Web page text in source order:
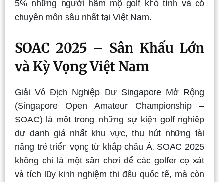
5% những người hâm mộ golf khó tính và có
chuyên môn sâu nhất tại Việt Nam.
SOAC 2025 – Sân Khấu Lớn
và Kỳ Vọng Việt Nam
Giải Vô Địch Nghiệp Dư Singapore Mở Rộng
(Singapore Open Amateur Championship –
SOAC) là một trong những sự kiện golf nghiệp
dư danh giá nhất khu vực, thu hút những tài
năng trẻ triển vọng từ khắp châu Á. SOAC 2025
không chỉ là một sân chơi để các golfer cọ xát
và tích lũy kinh nghiệm thi đấu quốc tế, mà còn